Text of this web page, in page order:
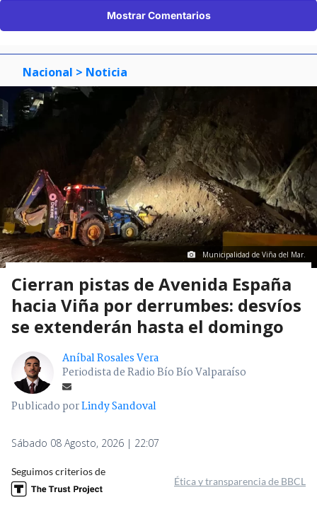
Mostrar Comentarios
Nacional > Noticia
Municipalidad de Viña del Mar.
Cierran pistas de Avenida España
hacia Viña por derrumbes: desvíos
se extenderán hasta el domingo
Aníbal Rosales Vera
Periodista de Radio Bío Bío Valparaíso
Publicado porLindy Sandoval
Sábado 08 Agosto, 2026 | 22:07
Seguimos criterios de
Ética y transparencia de BBCL